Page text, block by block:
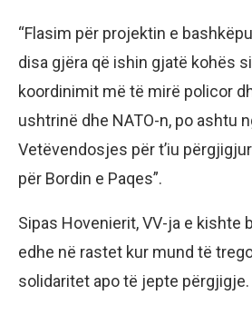
“Flasim për projektin e
disa gjëra që ishin gjatë kohës
koordinimit më të mirë policor
ushtrinë dhe NATO-n, po ashtu
Vetëvendosjes për t’iu
për Bordin e Paqes”.
Sipas Hovenierit, VV-ja e kishte
edhe në rastet kur mund të
solidaritet apo të jepte përgjigje.